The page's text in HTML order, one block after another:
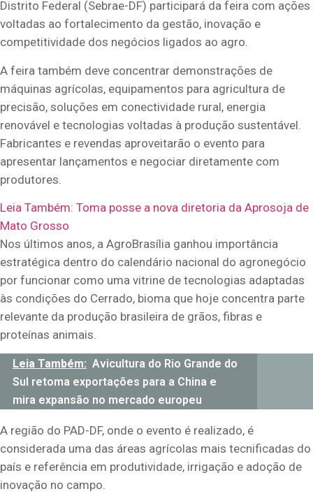
Distrito Federal (Sebrae-DF) participará da feira com ações
voltadas ao fortalecimento da gestão, inovação e
competitividade dos negócios ligados ao agro.
A feira também deve concentrar demonstrações de
máquinas agrícolas, equipamentos para agricultura de
precisão, soluções em conectividade rural, energia
renovável e tecnologias voltadas à produção sustentável.
Fabricantes e revendas aproveitarão o evento para
apresentar lançamentos e negociar diretamente com
produtores.
Leia Também: Toma posse a nova diretoria da Aprosoja de
Mato Grosso
Nos últimos anos, a AgroBrasília ganhou importância
estratégica dentro do calendário nacional do agronegócio
por funcionar como uma vitrine de tecnologias adaptadas
às condições do Cerrado, bioma que hoje concentra parte
relevante da produção brasileira de grãos, fibras e
proteínas animais.
Leia Também: Avicultura do Rio Grande do
Sul retoma exportações para a China e
mira expansão no mercado europeu
A região do PAD-DF, onde o evento é realizado, é
considerada uma das áreas agrícolas mais tecnificadas do
país e referência em produtividade, irrigação e adoção de
inovação no campo.